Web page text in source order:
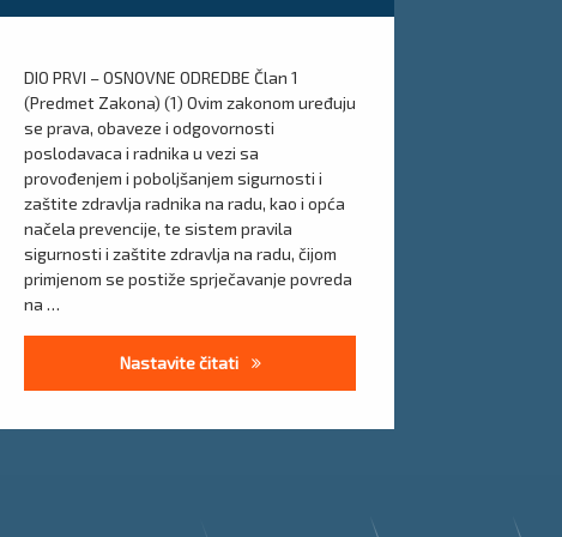
DIO PRVI – OSNOVNE ODREDBE Član 1
(Predmet Zakona) (1) Ovim zakonom uređuju
se prava, obaveze i odgovornosti
poslodavaca i radnika u vezi sa
provođenjem i poboljšanjem sigurnosti i
zaštite zdravlja radnika na radu, kao i opća
načela prevencije, te sistem pravila
sigurnosti i zaštite zdravlja na radu, čijom
primjenom se postiže sprječavanje povreda
na …
Nastavite čitati Zakon o zaštiti na radu FBiH 79/20